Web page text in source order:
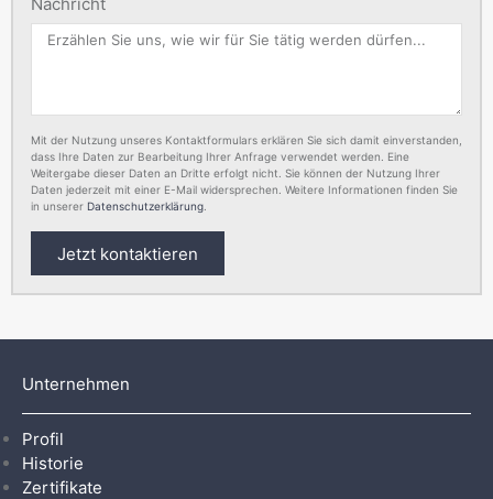
Nachricht
Mit der Nutzung unseres Kontaktformulars erklären Sie sich damit einverstanden,
dass Ihre Daten zur Bearbeitung Ihrer Anfrage verwendet werden. Eine
Weitergabe dieser Daten an Dritte erfolgt nicht. Sie können der Nutzung Ihrer
Daten jederzeit mit einer E-Mail widersprechen. Weitere Informationen finden Sie
in unserer Datenschutzerklärung
Jetzt kontaktieren
Unternehmen
Profil
Historie
Zertifikate